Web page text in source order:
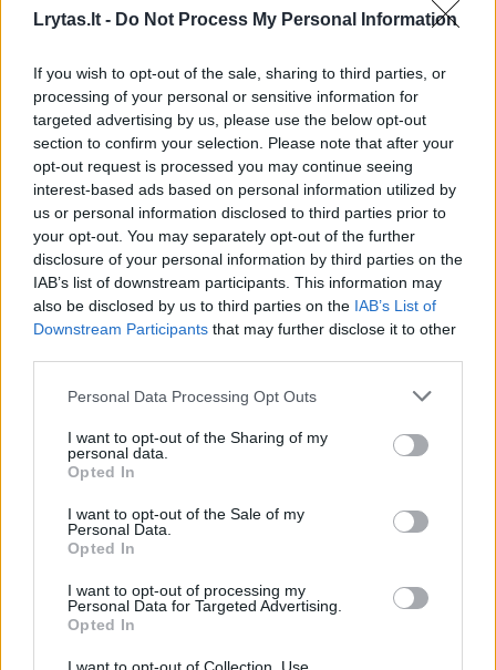
Lrytas.lt - Do Not Process My Personal Information
If you wish to opt-out of the sale, sharing to third parties, or
processing of your personal or sensitive information for
targeted advertising by us, please use the below opt-out
section to confirm your selection. Please note that after your
opt-out request is processed you may continue seeing
interest-based ads based on personal information utilized by
us or personal information disclosed to third parties prior to
your opt-out. You may separately opt-out of the further
disclosure of your personal information by third parties on the
IAB’s list of downstream participants. This information may
also be disclosed by us to third parties on the IAB’s List of
Downstream Participants that may further disclose it to other
Personal Data Processing Opt Outs
I want to opt-out of the Sharing of my
personal data.
Opted In
I want to opt-out of the Sale of my
Personal Data.
Opted In
I want to opt-out of processing my
Personal Data for Targeted Advertising.
Opted In
Nepaisant to, visos šalys narės dar turi
plano.
Susiję straipsniai
Oficiali Ukrainos derybų dėl
narystės ES pradžia – jau
birželį
kaip ir
stojimo į